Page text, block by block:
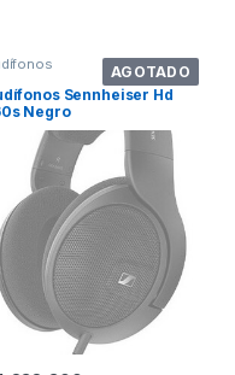
AGOTADO
Sennheiser Hd
Negro